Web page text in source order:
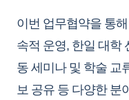
이번 업무협약을 통
속적 운영, 한일 대학
동 세미나 및 학술 교
보 공유 등 다양한 분